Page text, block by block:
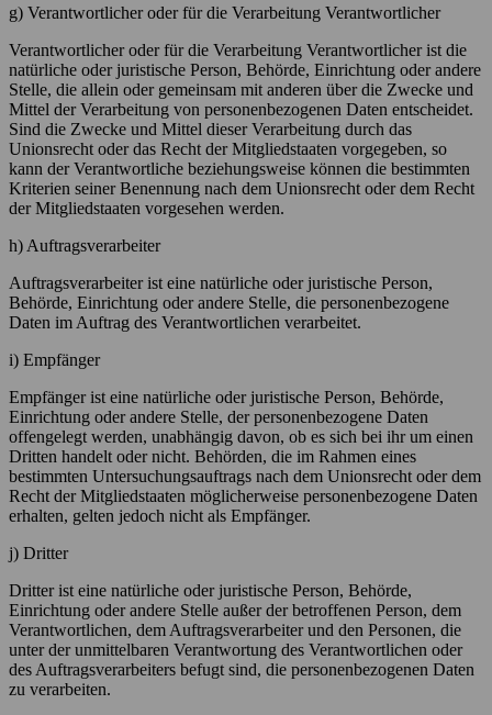
g) Verantwortlicher oder für die Verarbeitung Verantwortlicher
Verantwortlicher oder für die Verarbeitung Verantwortlicher ist die
natürliche oder juristische Person, Behörde, Einrichtung oder andere
Stelle, die allein oder gemeinsam mit anderen über die Zwecke und
Mittel der Verarbeitung von personenbezogenen Daten entscheidet.
Sind die Zwecke und Mittel dieser Verarbeitung durch das
Unionsrecht oder das Recht der Mitgliedstaaten vorgegeben, so
kann der Verantwortliche beziehungsweise können die bestimmten
Kriterien seiner Benennung nach dem Unionsrecht oder dem Recht
der Mitgliedstaaten vorgesehen werden.
h) Auftragsverarbeiter
Auftragsverarbeiter ist eine natürliche oder juristische Person,
Behörde, Einrichtung oder andere Stelle, die personenbezogene
Daten im Auftrag des Verantwortlichen verarbeitet.
i) Empfänger
Empfänger ist eine natürliche oder juristische Person, Behörde,
Einrichtung oder andere Stelle, der personenbezogene Daten
offengelegt werden, unabhängig davon, ob es sich bei ihr um einen
Dritten handelt oder nicht. Behörden, die im Rahmen eines
bestimmten Untersuchungsauftrags nach dem Unionsrecht oder dem
Recht der Mitgliedstaaten möglicherweise personenbezogene Daten
erhalten, gelten jedoch nicht als Empfänger.
j) Dritter
Dritter ist eine natürliche oder juristische Person, Behörde,
Einrichtung oder andere Stelle außer der betroffenen Person, dem
Verantwortlichen, dem Auftragsverarbeiter und den Personen, die
unter der unmittelbaren Verantwortung des Verantwortlichen oder
des Auftragsverarbeiters befugt sind, die personenbezogenen Daten
zu verarbeiten.